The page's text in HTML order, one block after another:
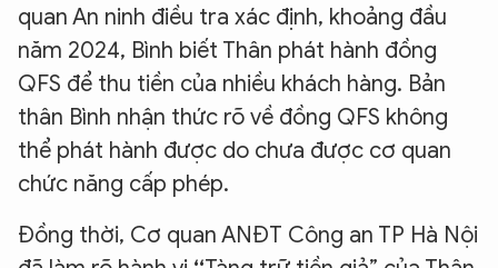
quan An ninh điều tra xác định, khoảng đầu
năm 2024, Bình biết Thân phát hành đồng
QFS để thu tiền của nhiều khách hàng. Bản
thân Bình nhận thức rõ về đồng QFS không
thể phát hành được do chưa được cơ quan
chức năng cấp phép.
Đồng thời, Cơ quan ANĐT Công an TP Hà Nội